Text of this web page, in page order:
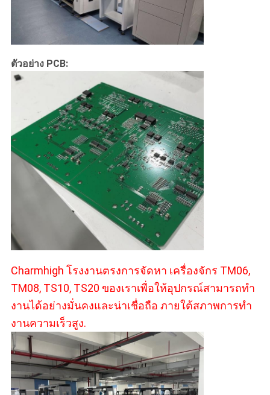
ตัวอย่าง PCB:
Charmhigh โรงงานตรงการจัดหา เครื่องจักร TM06,
TM08, TS10, TS20 ของเราเพื่อให้อุปกรณ์สามารถทํา
งานได้อย่างมั่นคงและน่าเชื่อถือ ภายใต้สภาพการทํา
งานความเร็วสูง.